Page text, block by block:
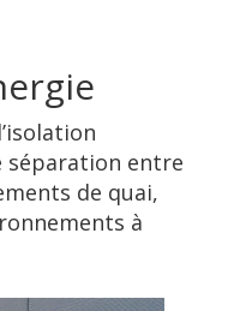
séparation entre
de quai,
à